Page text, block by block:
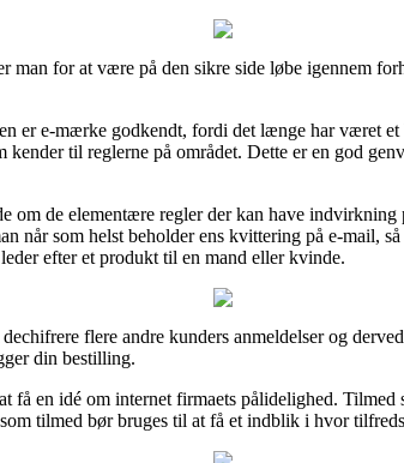
for at være på den sikre side løbe igennem
er e-mærke godkendt, fordi det længe har været
til reglerne på området. Dette er en god
om de elementære regler der kan have
når som helst beholder ens kvittering på e-mail,
efter et produkt til en mand eller kvinde.
flere andre kunders anmeldelser og
din bestilling.
få en idé om internet firmaets pålidelighed.
tilmed bør bruges til at få et indblik i hvor